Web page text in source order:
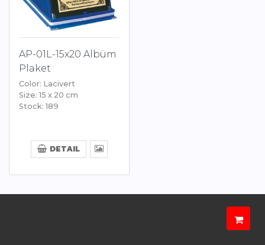
AP-01L-15x20 Albüm
Plaket
Color: Lacivert
Size: 15 x 20 cm
Stock: 189
DETAIL